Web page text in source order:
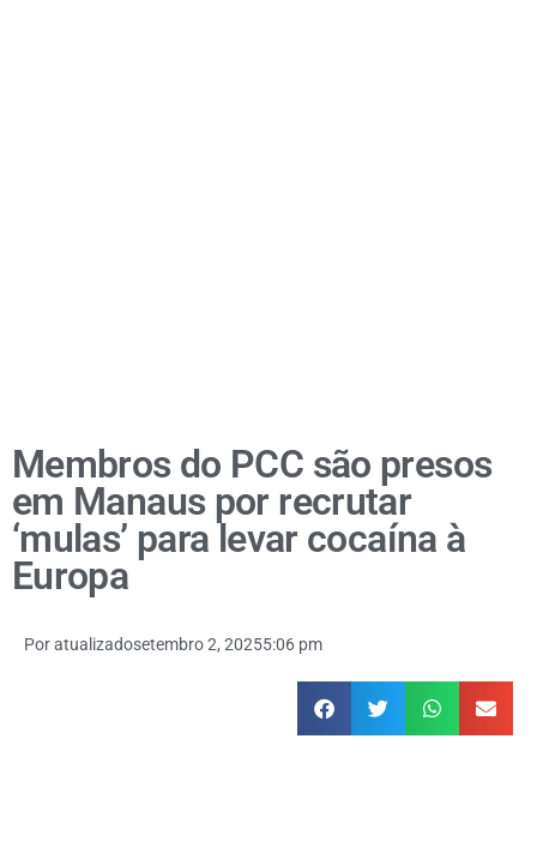
Membros do PCC são presos
em Manaus por recrutar
‘mulas’ para levar cocaína à
Europa
Poratualizadosetembro 2, 20255:06 pm